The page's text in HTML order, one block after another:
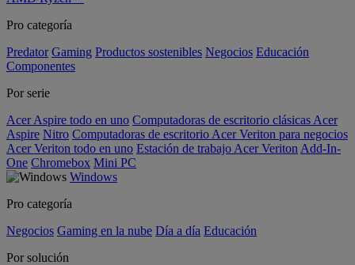
Pro categoría
Predator Gaming Productos sostenibles Negocios Educación
Componentes
Por serie
Acer Aspire todo en uno Computadoras de escritorio clásicas Acer
Aspire Nitro Computadoras de escritorio Acer Veriton para negocios
Acer Veriton todo en uno Estación de trabajo Acer Veriton Add-In-
One Chromebox Mini PC
Windows
Pro categoría
Negocios Gaming en la nube Día a día Educación
Por solución